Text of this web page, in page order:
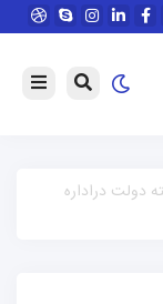
دولت دراداره